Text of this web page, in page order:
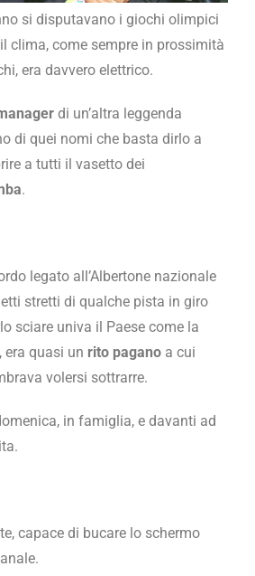
si disputavano i giochi olimpici
clima, come sempre in prossimità
era davvero elettrico.
di un’altra leggenda
di quei nomi che basta dirlo a
a tutti il vasetto dei
.
legato all’Albertone nazionale
stretti di qualche pista in giro
sciare univa il Paese come la
era quasi un rito pagano a cui
volersi sottrarre.
in famiglia, e davanti ad
capace di bucare lo schermo